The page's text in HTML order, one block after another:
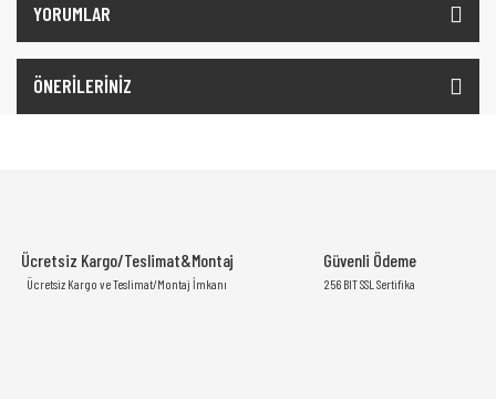
YORUMLAR
ÖNERİLERİNİZ
Ücretsiz Kargo/Teslimat&Montaj
Ücretsiz Kargo ve Teslimat/Montaj İmkanı
Güvenli Ödeme
256 BIT SSL Sertifika